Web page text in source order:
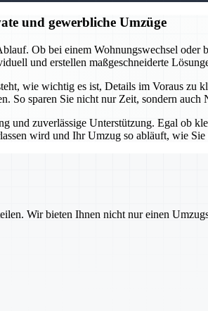
und gewerbliche Umzüge
Ob bei einem Wohnungswechsel
und erstellen maßgeschneiderte
wie wichtig es ist, Details im Voraus
So sparen Sie nicht nur Zeit, sondern auch
und zuverlässige Unterstützung. Egal ob
wird und Ihr Umzug so abläuft, wie Sie
Wir bieten Ihnen nicht nur einen